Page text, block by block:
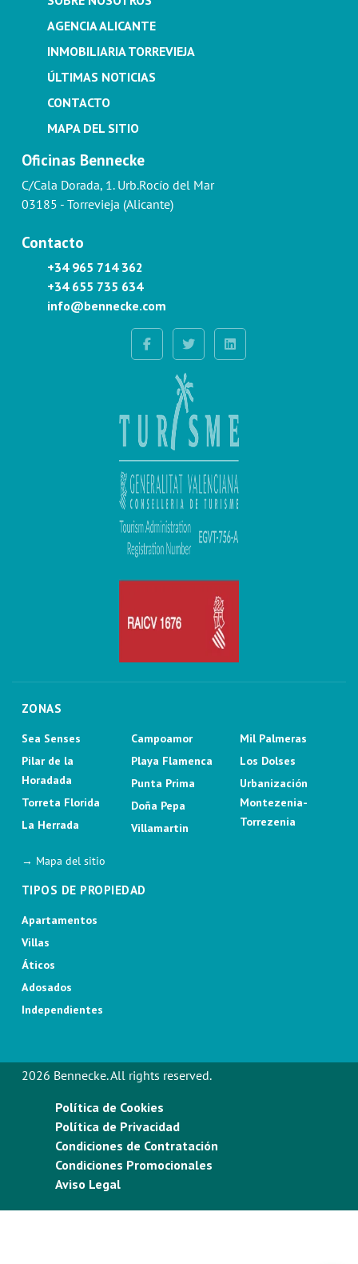
AGENCIA ALICANTE
INMOBILIARIA TORREVIEJA
ÚLTIMAS NOTICIAS
CONTACTO
MAPA DEL SITIO
Oficinas Bennecke
C/Cala Dorada, 1. Urb.Rocío del Mar
03185 - Torrevieja (Alicante)
Contacto
+34 965 714 362
+34 655 735 634
info@bennecke.com
ZONAS
Sea Senses
Pilar de la
Horadada
Torreta Florida
La Herrada
Campoamor
Playa Flamenca
Punta Prima
Doña Pepa
Villamartin
Mil Palmeras
Los Dolses
Urbanización
Montezenia-
Torrezenia
→ Mapa del sitio
TIPOS DE PROPIEDAD
Apartamentos
Villas
Áticos
Adosados
Independientes
2026 Bennecke. All rights reserved.
Política de Cookies
Política de Privacidad
Condiciones de Contratación
Condiciones Promocionales
Aviso Legal